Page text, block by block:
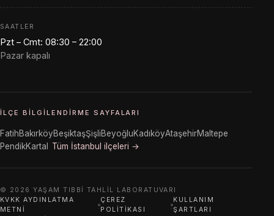
SAATLER
Pzt – Cmt: 08:30 – 22:00
Pazar kapalı
İLÇE BILGILENDIRME SAYFALARI
FatihBakırköyBeşiktaşŞişliBeyoğluKadıköyAtaşehirMaltepe
PendikKartal Tüm İstanbul ilçeleri →
© 2026 YAŞAM TIBBI TAHLIL LABORATUVARI
KVKK AYDINLATMA
METNI
·
ÇEREZ
POLITIKASI
·
KULLANIM
ŞARTLARI